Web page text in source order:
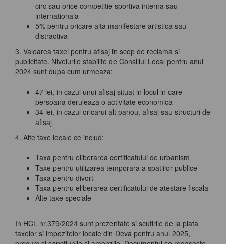
circ sau orice competitie sportiva interna sau
internationala
5% pentru oricare alta manifestare artistica sau
distractiva
3. Valoarea taxei pentru afisaj in scop de reclama si
publicitate. Nivelurile stabilite de Consiliul Local pentru anul
2024 sunt dupa cum urmeaza:
47 lei, in cazul unui afisaj situat in locul in care
persoana deruleaza o activitate economica
34 lei, in cazul oricarui alt panou, afisaj sau structuri de
afisaj
4. Alte taxe locale ce includ:
Taxa pentru eliberarea certificatului de urbanism
Taxe pentru utilizarea temporara a spatiilor publice
Taxa pentru divort
Taxa pentru eliberarea certificatului de atestare fiscala
Alte taxe speciale
In HCL nr.379/2024 sunt prezentate si scutirile de la plata
taxelor si impozitelor locale din Deva pentru anul 2025,